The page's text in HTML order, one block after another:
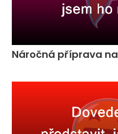
Náročná příprava